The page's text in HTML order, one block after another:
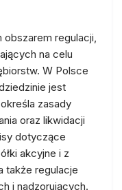
obszarem regulacji,
na celu
W Polsce
jest
zasady
oraz likwidacji
dotyczące
akcyjne i z
także regulacje
i nadzorujących.